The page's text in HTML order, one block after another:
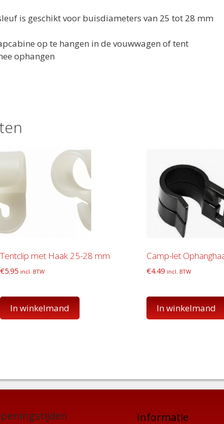
is geschikt voor buisdiameters van 25 tot 28 mm
op te hangen in de vouwwagen of tent
ophangen
Tentclip met Haak 25-28 mm
€5.95 incl. BTW
In winkelmand
Camp-let
€4.49 incl. BTW
In winkelmand
Informatie